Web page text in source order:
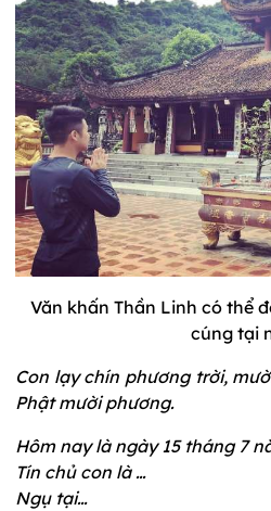
Văn khấn Thần Linh có thể
cúng tại
Con lạy chín phương trời,
Phật mười phương.
Hôm nay là ngày 15 tháng 7
Tín chủ con là …
Ngụ tại…